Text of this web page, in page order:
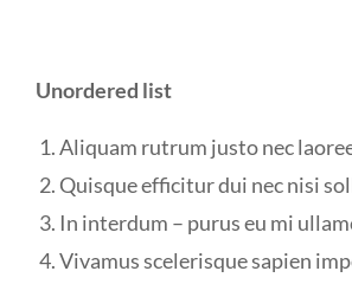
Unordered list
Aliquam rutrum justo nec
Quisque efficitur dui nec nisi
In interdum – purus eu mi
Vivamus scelerisque sapien